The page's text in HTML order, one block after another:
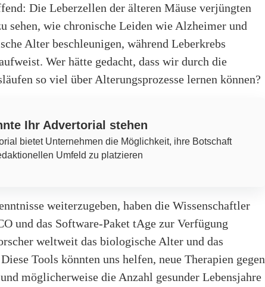
Die Leberzellen der älteren Mäuse verjüngten
sehen, wie chronische Leiden wie Alzheimer und
Alter beschleunigen, während Leberkrebs
Wer hätte gedacht, dass wir durch die
so viel über Alterungsprozesse lernen können?
Ihr Advertorial stehen
bietet Unternehmen die Möglichkeit, ihre Botschaft
Umfeld zu platzieren
weiterzugeben, haben die Wissenschaftler
und das Software-Paket tAge zur Verfügung
weltweit das biologische Alter und das
Tools könnten uns helfen, neue Therapien gegen
möglicherweise die Anzahl gesunder Lebensjahre